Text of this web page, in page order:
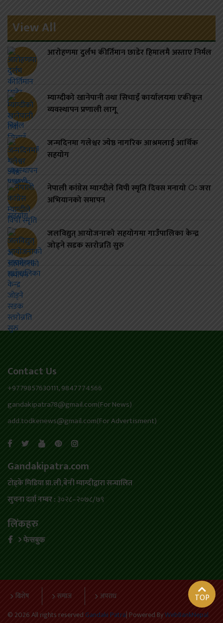
View All
आरोहणमा दुर्लभ कीर्तिमान छाडेर हिमालमै अस्ताए निर्मल
म्याग्दीको खानेपानी तथा सिचाइँ कार्यालयमा एकीकृत
व्यवस्थापन प्रणाली लागू
जन्मदिनमा गलेश्वर ज्येष्ठ नागरिक आश्रमलाई आर्थिक
सहयोग
नेपाली कांग्रेस म्याग्दीले विपी स्मृति दिवस मनायो ः जरा
अभियानको समापन
जलविद्युत् आयोजनाको सहयोगमा गाउँपालिका केन्द्र
जोड्ने सडक स्तरोन्नति सुरु
Contact Us
+9779857630111, 9847774566
gandakipatra78@gmail.com(For News)
add.todkenews@gmail.com(For Advertisment)
Gandakipatra.com
टोड्के मिडिया प्रा.ली,बेनी म्याग्दीद्वारा सन्चालित
सुचना दर्ता नम्बर : ३०२८–२०७८/७९
लिंकहरु
फेसबुक
बिशेष समाज
अपराध
© 2026 All rights reserved Gandaki Patra| Powered ByWebBankNepal
TOP